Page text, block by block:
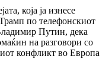
која ја изнесе
по телефонскиот
Путин, дека
на разговори со
конфликт во Европа